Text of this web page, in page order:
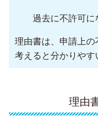
過去に不許可に
理由書は、申請上の
考えると分かりやす
理由